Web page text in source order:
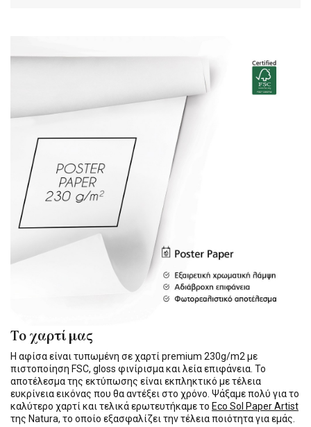
Το χαρτί μας
Η αφίσα είναι τυπωμένη σε χαρτί premium 230g/m2 με
πιστοποίηση FSC, gloss φινίρισμα και λεία επιφάνεια. Το
αποτέλεσμα της εκτύπωσης είναι εκπληκτικό με τέλεια
ευκρίνεια εικόνας που θα αντέξει στο χρόνο. Ψάξαμε πολύ για το
καλύτερο χαρτί και τελικά ερωτευτήκαμε το Eco Sol Paper Artist
της Natura, το οποίο εξασφαλίζει την τέλεια ποιότητα για εμάς.